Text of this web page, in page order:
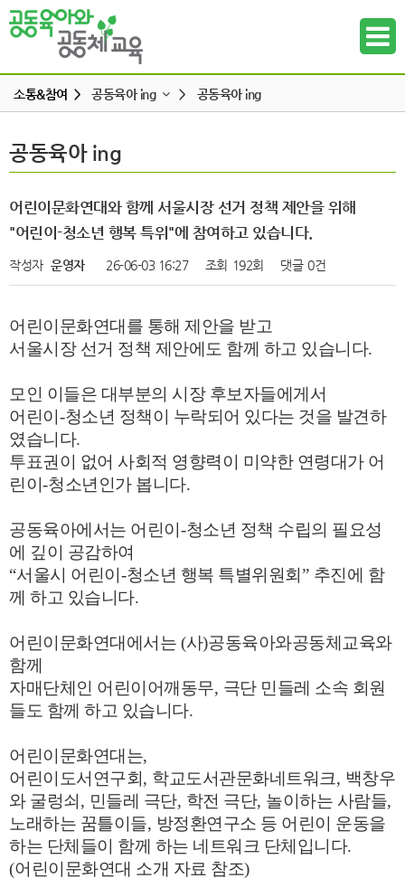
하위메뉴
하위메뉴
하위메뉴
소통&참여 > 공동육아 ing >
공동육아 ing
터전 소식
나도 한마디
공동육아 ing
공동육아 ing
어린이문화연대와 함께 서울시장 선거 정책 제안을 위해
"어린이-청소년 행복 특위"에 참여하고 있습니다.
작성자 운영자 26-06-03 16:27 조회 192회 댓글 0건
어린이문화연대를 통해 제안을 받고
서울시장 선거 정책 제안에도 함께 하고 있습니다.
모인 이들은 대부분의 시장 후보자들에게서
어린이 -청소년 정책이 누락되어 있다는 것을 발견하
였습니다.
투표권이 없어 사회적 영향력이 미약한 연령대가 어
린이 -청소년인가 봅니다.
공동육아에서는 어린이 -청소년 정책 수립의 필요성
에 깊이 공감하여
“서울시 어린이 -청소년 행복 특별위원회 ” 추진에 함
께 하고 있습니다.
어린이문화연대에서는 (사)공동육아와공동체교육와
함께
자매단체인 어린이어깨동무, 극단 민들레 소속 회원
들도 함께 하고 있습니다.
어린이문화연대는,
어린이도서연구회 , 학교도서관문화네트워크, 백창우
와 굴렁쇠 , 민들레 극단, 학전 극단, 놀이하는 사람들,
노래하는 꿈틀이들, 방정환연구소 등 어린이 운동을
하는 단체들이 함께 하는 네트워크 단체입니다.
(어린이문화연대 소개 자료 참조)